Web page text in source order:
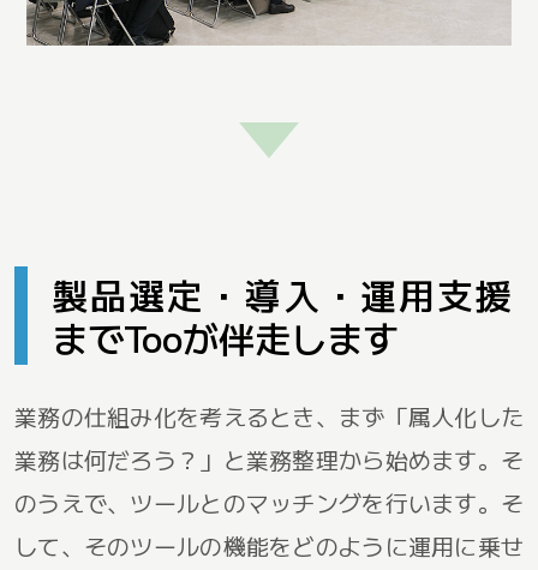
製品選定・導入・運用支援
までTooが伴走します
業務の仕組み化を考えるとき、まず「属人化した
業務は何だろう？」と業務整理から始めます。そ
のうえで、ツールとのマッチングを行います。そ
して、そのツールの機能をどのように運用に乗せ